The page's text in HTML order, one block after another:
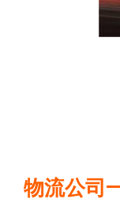
物流公司